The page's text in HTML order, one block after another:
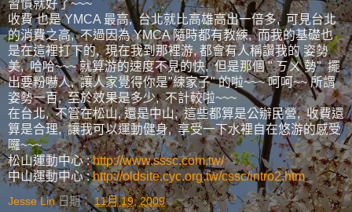
習慣就好了~~~
收費 也是 YMCA 最高, 台北就比高雄高出一倍多, 可見台北
的消費之高, 不過因為 YMCA 隨時都有教練, 而我的基礎也
是在這裡打下的, 現在我到那裡游, 都會有人稱讚我的 姿勢
美, 哈哈~~~ 就算游的速度不見的快, 但是那個 " ㄎㄨ 勢" 擺
出要粉嚇人, 讓人家覺得你是"練家子" 的啦~~~ 呵呵~~ 所謂
姿勢一百, 至於效果是多少, 不計較啦~~~
在台北, 不管在松山, 還是中山, 這些都算是公辦民營, 收費還
算是合理, 讓我可以運動健身, 享受一下水裡自在悠游的感受
囉~~~
松山運動中心 :http://www.sssc.com.tw/
中山運動中心 :http://oldsite.cyc.org.tw/cssc/intro2.htm
Jesse Lin 日期：11月 19, 2009